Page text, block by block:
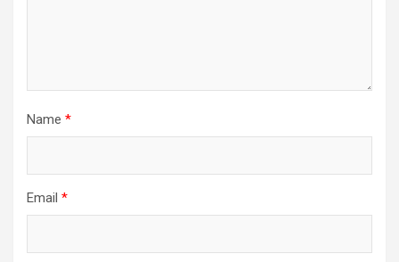
Name *
Email *